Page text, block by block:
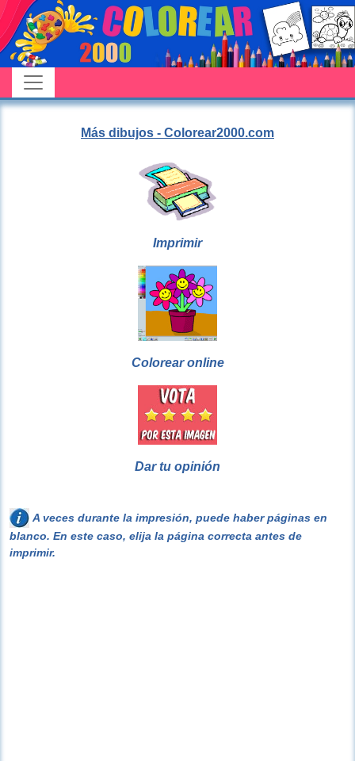
Más dibujos - Colorear2000.com
Imprimir
Colorear online
Dar tu opinión
A veces durante la impresión, puede haber páginas en
blanco. En este caso, elija la página correcta antes de
imprimir.